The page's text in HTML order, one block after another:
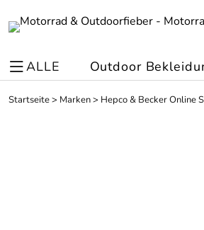
ALLE Outdoor
Startseite> Marken> Hepco & Becker Online